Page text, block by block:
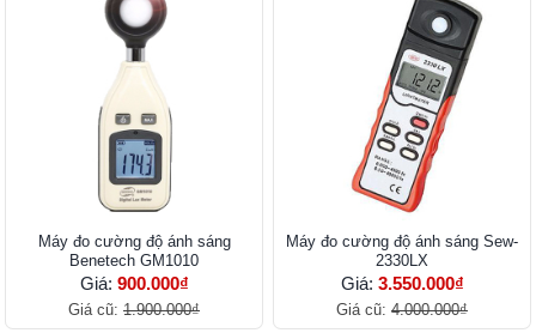
Máy đo cường độ ánh sáng
Benetech GM1010
Giá: 900.000₫
Giá cũ: 1.900.000₫
Máy đo cường độ ánh sáng Sew-
2330LX
Giá: 3.550.000₫
Giá cũ: 4.000.000₫